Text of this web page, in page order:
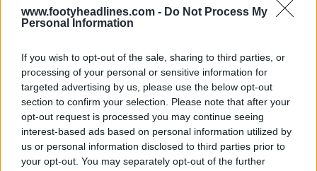
www.footyheadlines.com - Do Not Process My
Personal Information
If you wish to opt-out of the sale, sharing to third parties, or
processing of your personal or sensitive information for
targeted advertising by us, please use the below opt-out
section to confirm your selection. Please note that after your
opt-out request is processed you may continue seeing
interest-based ads based on personal information utilized by
us or personal information disclosed to third parties prior to
your opt-out. You may separately opt-out of the further